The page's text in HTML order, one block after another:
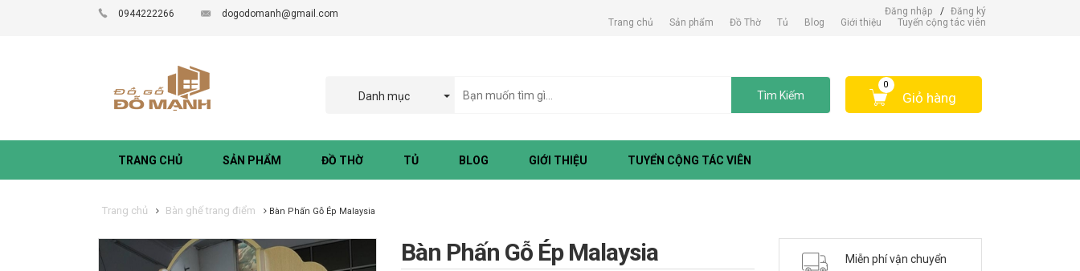
0944222266 dogodomanh@gmail.com Đăng nhập / Đăng ký
Trang chủ
Sản phẩm Đồ Thờ Tủ Blog Giới thiệu Tuyển cộng tác viên
Danh mục Tìm Kiếm Giỏ hàng
0
TRANG CHỦ SẢN PHẨM ĐỒ THỜ TỦ BLOG GIỚI THIỆU TUYỂN CỘNG TÁC VIÊN
Trang chủ Bàn ghế trang điểm Bàn Phấn Gỗ Ép Malaysia
Bàn Phấn Gỗ Ép Malaysia Miễn phí vận chuyển